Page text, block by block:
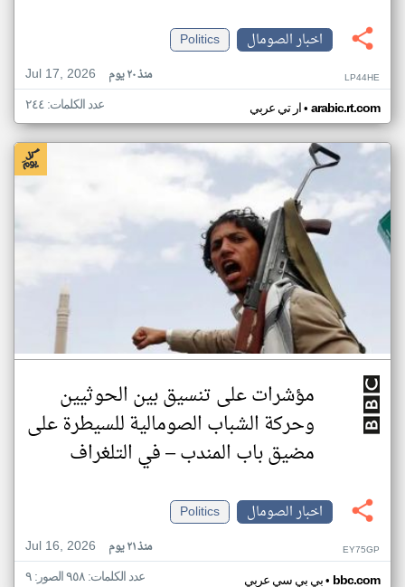
اخبار الصومال
Politics
Jul 17, 2026
منذ ٢٠ يوم LP44HE
ار تي عربي• arabic.rt.com عدد الكلمات: ٢٤٤
مؤشرات على تنسيق بين الحوثيين
وحركة الشباب الصومالية للسيطرة على
مضيق باب المندب – في التلغراف
اخبار الصومال
Politics
Jul 16, 2026
منذ ٢١ يوم EY75GP
بي بي سي عربي• bbc.com عدد الكلمات: ٩٥٨ الصور: ٩